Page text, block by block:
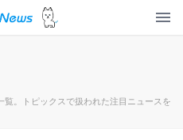
覧。トピックスで扱われた注目ニュースを